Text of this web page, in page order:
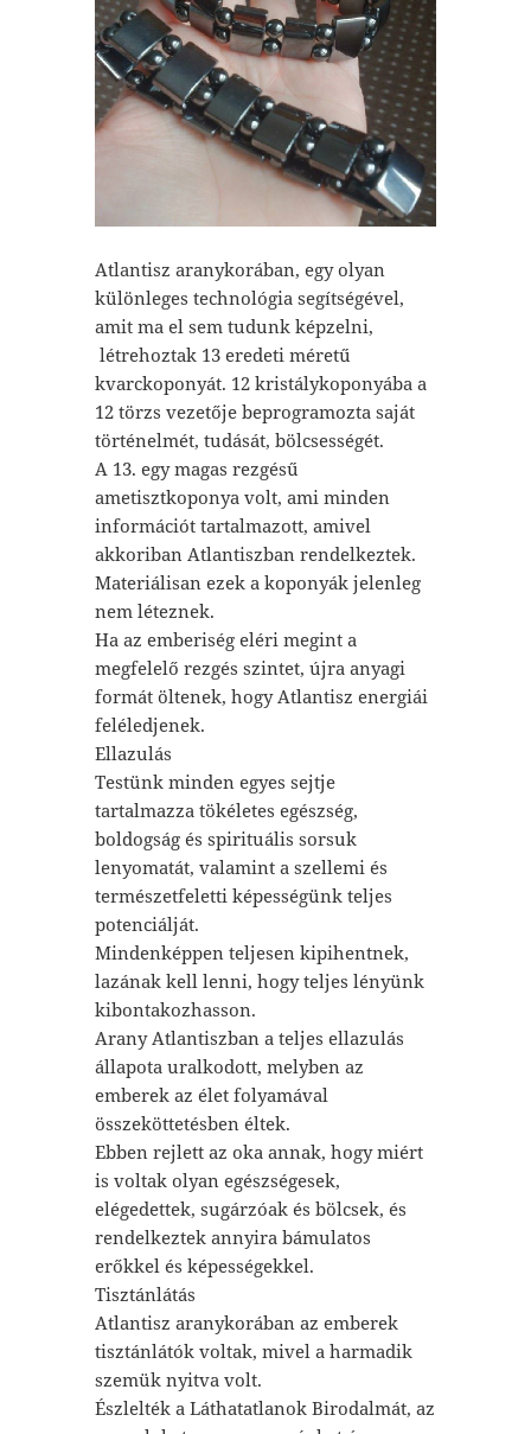
Atlantisz aranykorában, egy olyan
különleges technológia segítségével,
amit ma el sem tudunk képzelni,
létrehoztak 13 eredeti méretű
kvarckoponyát. 12 kristálykoponyába a
12 törzs vezetője beprogramozta saját
történelmét, tudását, bölcsességét.
A 13. egy magas rezgésű
ametisztkoponya volt, ami minden
információt tartalmazott, amivel
akkoriban Atlantiszban rendelkeztek.
Materiálisan ezek a koponyák jelenleg
nem léteznek.
Ha az emberiség eléri megint a
megfelelő rezgés szintet, újra anyagi
formát öltenek, hogy Atlantisz energiái
feléledjenek.
Ellazulás
Testünk minden egyes sejtje
tartalmazza tökéletes egészség,
boldogság és spirituális sorsuk
lenyomatát, valamint a szellemi és
természetfeletti képességünk teljes
potenciálját.
Mindenképpen teljesen kipihentnek,
lazának kell lenni, hogy teljes lényünk
kibontakozhasson.
Arany Atlantiszban a teljes ellazulás
állapota uralkodott, melyben az
emberek az élet folyamával
összeköttetésben éltek.
Ebben rejlett az oka annak, hogy miért
is voltak olyan egészségesek,
elégedettek, sugárzóak és bölcsek, és
rendelkeztek annyira bámulatos
erőkkel és képességekkel.
Tisztánlátás
Atlantisz aranykorában az emberek
tisztánlátók voltak, mivel a harmadik
szemük nyitva volt.
Észlelték a Láthatatlanok Birodalmát, az